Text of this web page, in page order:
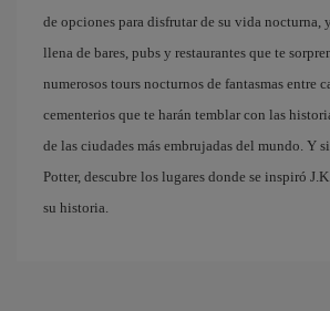
de opciones para disfrutar de su vida nocturna,
llena de bares, pubs y restaurantes que te
numerosos tours nocturnos de fantasmas entre
cementerios que te harán temblar con las
de las ciudades más embrujadas del mundo. Y
Potter, descubre los lugares donde se inspiró
su historia.